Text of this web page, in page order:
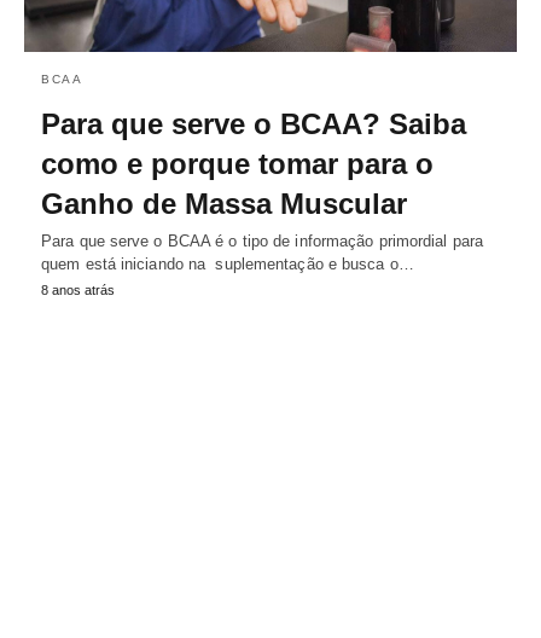
BCAA
Para que serve o BCAA? Saiba
como e porque tomar para o
Ganho de Massa Muscular
Para que serve o BCAA é o tipo de informação primordial para
quem está iniciando na suplementação e busca o…
8 anos atrás